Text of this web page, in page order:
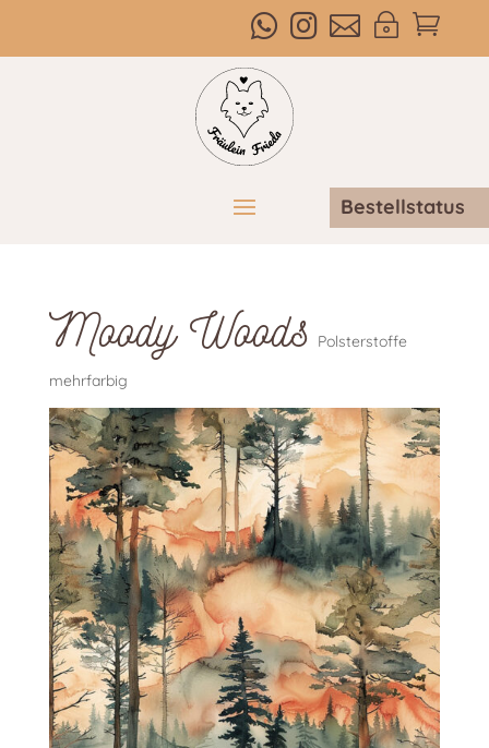

~



Bestellstatus
Moody Woods Polsterstoffe
mehrfarbig